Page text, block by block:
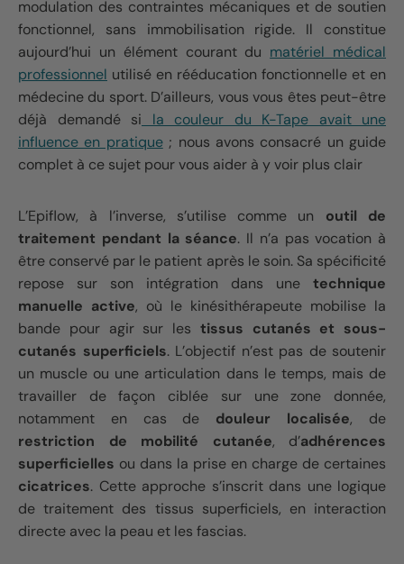
modulation des contraintes mécaniques et de soutien
fonctionnel, sans immobilisation rigide. Il constitue
aujourd’hui un élément courant du matériel médical
professionnel utilisé en rééducation fonctionnelle et en
médecine du sport. D’ailleurs, vous vous êtes peut-être
déjà demandé si la couleur du K-Tape avait une
influence en pratique; nous avons consacré un guide
complet à ce sujet pour vous aider à y voir plus clair
L’Epiflow, à l’inverse, s’utilise comme un outil de
traitement pendant la séance. Il n’a pas vocation à
être conservé par le patient après le soin. Sa spécificité
repose sur son intégration dans une technique
manuelle active, où le kinésithérapeute mobilise la
bande pour agir sur les tissus cutanés et sous-
cutanés superficiels. L’objectif n’est pas de soutenir
un muscle ou une articulation dans le temps, mais de
travailler de façon ciblée sur une zone donnée,
notamment en cas de douleur localisée, de
restriction de mobilité cutanée, d’adhérences
superficielles ou dans la prise en charge de certaines
cicatrices. Cette approche s’inscrit dans une logique
de traitement des tissus superficiels, en interaction
directe avec la peau et les fascias.